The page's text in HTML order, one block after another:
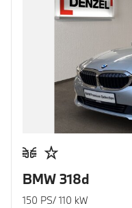
BMW 318d
150 PS/ 110 kW